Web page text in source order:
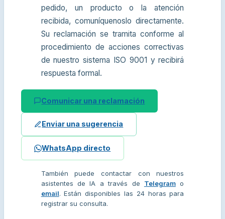
pedido, un producto o la atención
recibida, comuníquenoslo directamente.
Su reclamación se tramita conforme al
procedimiento de acciones correctivas
de nuestro sistema ISO 9001 y recibirá
respuesta formal.
Comunicar una reclamación
Enviar una sugerencia
WhatsApp directo
También puede contactar con nuestros
asistentes de IA a través de Telegramo
email. Están disponibles las 24 horas para
registrar su consulta.